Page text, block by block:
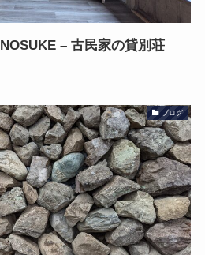
– 古民家の貸別荘
ブログ